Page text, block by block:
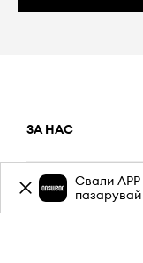
ЗА НАС
ИНФОРМАЦИЯ
Свали